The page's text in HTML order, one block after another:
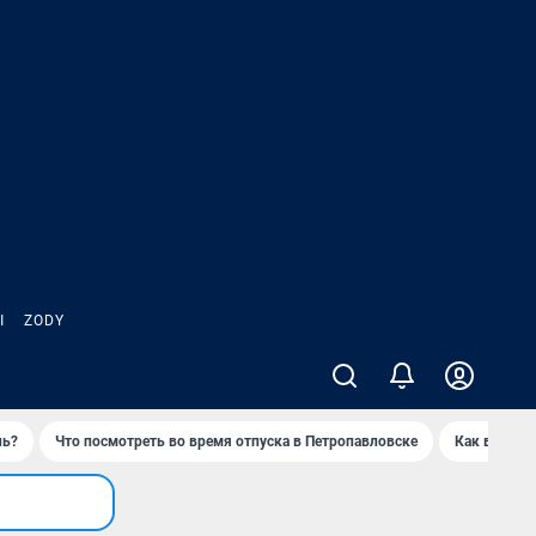
ZODY
Что посмотреть во время отпуска в Петропавловске Как